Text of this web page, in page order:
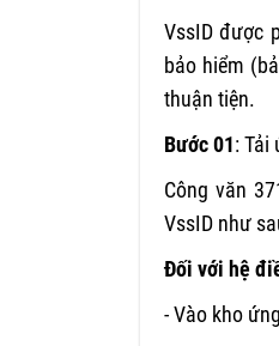
VssID được
bảo hiểm
thuận tiện.
Bước 01: Tải
Công văn
VssID như
Đối với hệ
- Vào kho